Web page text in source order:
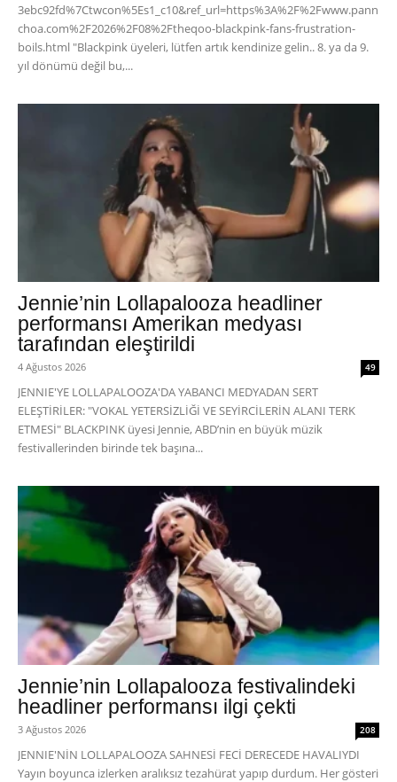
3ebc92fd%7Ctwcon%5Es1_c10&ref_url=https%3A%2F%2Fwww.pann
choa.com%2F2026%2F08%2Ftheqoo-blackpink-fans-frustration-
boils.html "Blackpink üyeleri, lütfen artık kendinize gelin.. 8. ya da 9.
yıl dönümü değil bu,...
Jennie’nin Lollapalooza headliner
performansı Amerikan medyası
tarafından eleştirildi
4 Ağustos 2026 49
JENNIE'YE LOLLAPALOOZA'DA YABANCI MEDYADAN SERT
ELEŞTİRİLER: "VOKAL YETERSİZLİĞİ VE SEYİRCİLERİN ALANI TERK
ETMESİ" BLACKPINK üyesi Jennie, ABD’nin en büyük müzik
festivallerinden birinde tek başına...
Jennie’nin Lollapalooza festivalindeki
headliner performansı ilgi çekti
3 Ağustos 2026 208
JENNIE'NİN LOLLAPALOOZA SAHNESİ FECİ DERECEDE HAVALIYDI
Yayın boyunca izlerken aralıksız tezahürat yapıp durdum. Her gösteri